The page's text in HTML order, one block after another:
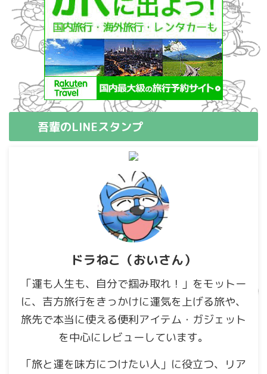
吾輩のLINEスタンプ
ドラねこ（おいさん）
「運も人生も、自分で掴み取れ！」をモットー
に、吉方旅行をきっかけに運気を上げる旅や、
旅先で本当に使える便利アイテム・ガジェット
を中心にレビューしています。
「旅と運を味方につけたい人」に役立つ、リア